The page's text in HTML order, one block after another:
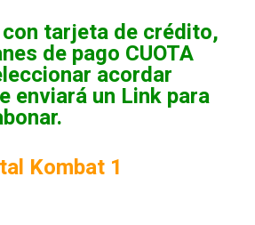
tarjeta de crédito,
de pago CUOTA
acordar
enviará un Link para
Kombat 1